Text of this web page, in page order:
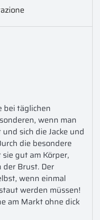
bei täglichen
wenn man
sich die Jacke und
die besondere
gut am Körper,
der Brust. Der
wenn einmal
werden müssen!
am Markt ohne dick